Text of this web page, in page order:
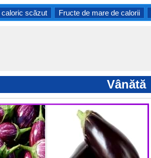
scăzut Fructe de mare de calorii
Vânătă